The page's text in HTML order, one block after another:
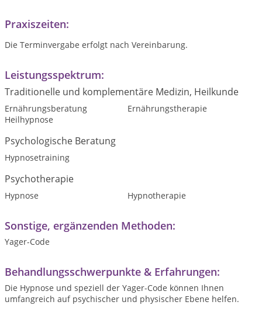
Praxiszeiten:
Die Terminvergabe erfolgt nach Vereinbarung.
Leistungsspektrum:
Traditionelle und komplementäre Medizin, Heilkunde
Ernährungsberatung
Ernährungstherapie
Heilhypnose
Psychologische Beratung
Hypnosetraining
Psychotherapie
Hypnose Hypnotherapie
Sonstige, ergänzenden Methoden:
Yager-Code
Behandlungsschwerpunkte & Erfahrungen:
Die Hypnose und speziell der Yager-Code können Ihnen
umfangreich auf psychischer und physischer Ebene helfen.